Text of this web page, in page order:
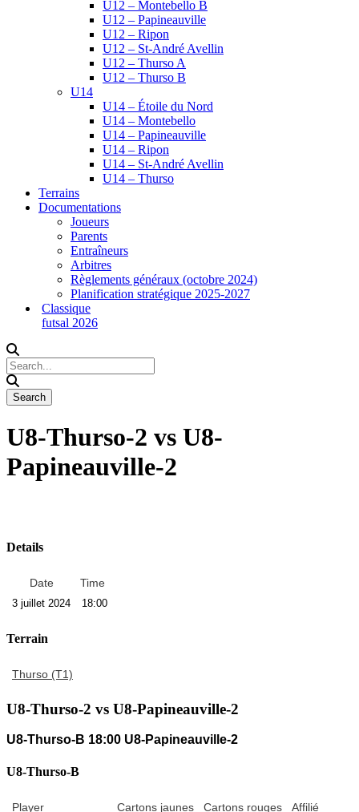
U12 – Montebello B
U12 – Papineauville
U12 – Ripon
U12 – St-André Avellin
U12 – Thurso A
U12 – Thurso B
U14
U14 – Étoile du Nord
U14 – Montebello
U14 – Papineauville
U14 – Ripon
U14 – St-André Avellin
U14 – Thurso
Terrains
Documentations
Joueurs
Parents
Entraîneurs
Arbitres
Règlements généraux (octobre 2024)
Planification stratégique 2025-2027
Classique
futsal 2026
U8-Thurso-2 vs U8-
Papineauville-2
Details
Date Time
3 juillet 2024 18:00
Terrain
Thurso (T1)
U8-Thurso-2 vs U8-Papineauville-2
U8-Thurso-B 18:00 U8-Papineauville-2
U8-Thurso-B
Player Cartons jaunes Cartons rouges Affilié